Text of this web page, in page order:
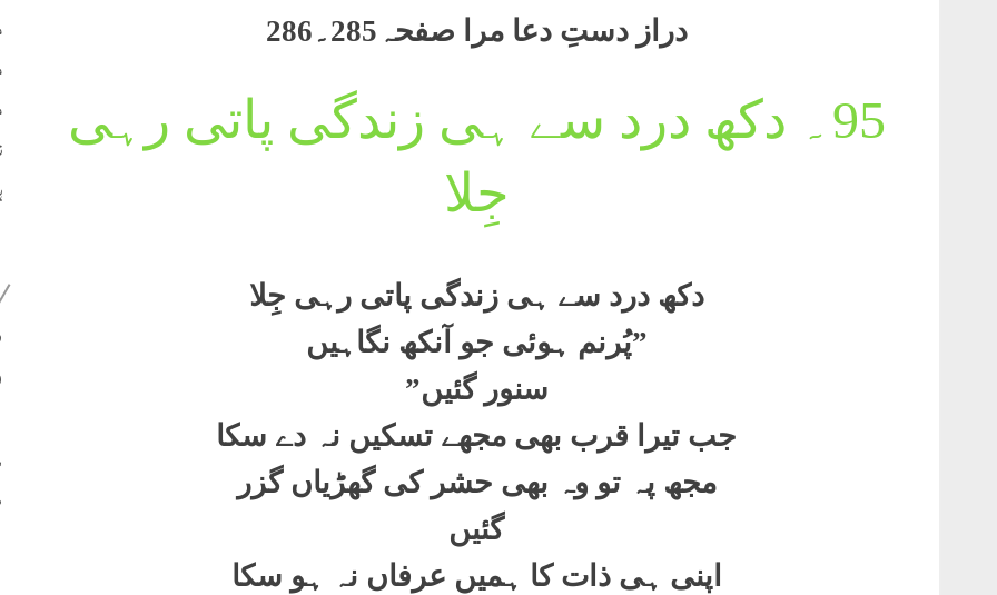
دراز دستِ دعا مرا صفحہ285۔286
95۔
دکھ درد سے ہی زندگی پاتی رہی
جِلا
دکھ درد سے ہی زندگی پاتی رہی جِلا
”پُرنم ہوئی جو آنکھ نگاہیں
سنور گئیں”
جب تیرا قرب بھی مجھے تسکیں نہ دے سکا
مجھ پہ تو وہ بھی حشر کی گھڑیاں گزر
گئیں
اپنی ہی ذات کا ہمیں عرفاں نہ ہو سکا